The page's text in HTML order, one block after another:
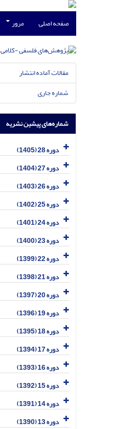
صفحه اصلی مرور
مقالات آماده انتشار
شماره جاری
شماره‌های پیشین نشریه
دوره 28 (1405)
دوره 27 (1404)
دوره 26 (1403)
دوره 25 (1402)
دوره 24 (1401)
دوره 23 (1400)
دوره 22 (1399)
دوره 21 (1398)
دوره 20 (1397)
دوره 19 (1396)
دوره 18 (1395)
دوره 17 (1394)
دوره 16 (1393)
دوره 15 (1392)
دوره 14 (1391)
دوره 13 (1390)